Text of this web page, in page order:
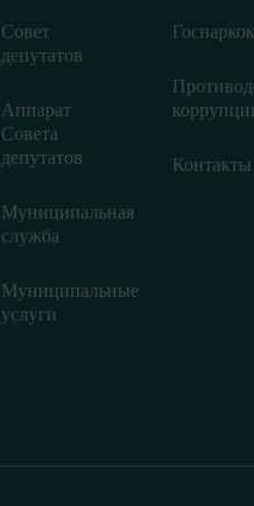
Совет
депутатов
Аппарат
Совета
депутатов
Муниципальная
служба
Муниципальные
услуги
Контакты